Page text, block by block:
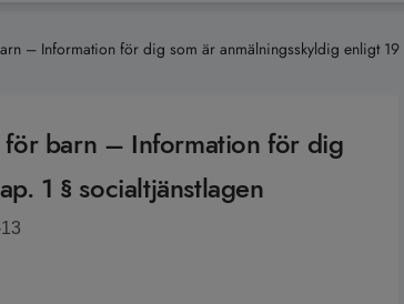
– Information för dig som är anmälningsskyldig enligt 19
för barn – Information för dig
1 § socialtjänstlagen